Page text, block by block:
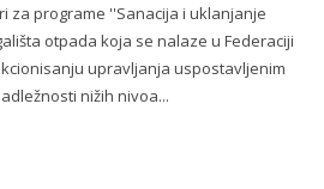
za programe ''Sanacija i uklanjanje
otpada koja se nalaze u Federaciji
upravljanja uspostavljenim
nižih nivoa...